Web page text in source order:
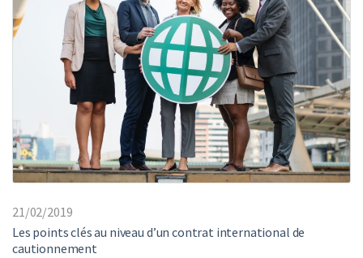
21/02/2019
Les points clés au niveau d’un contrat international de
cautionnement